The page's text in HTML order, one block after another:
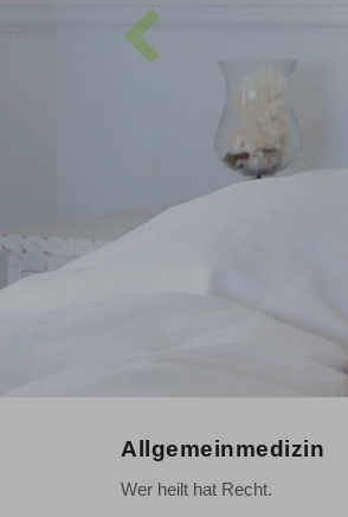
Allgemeinmedizin
Wer heilt hat Recht.